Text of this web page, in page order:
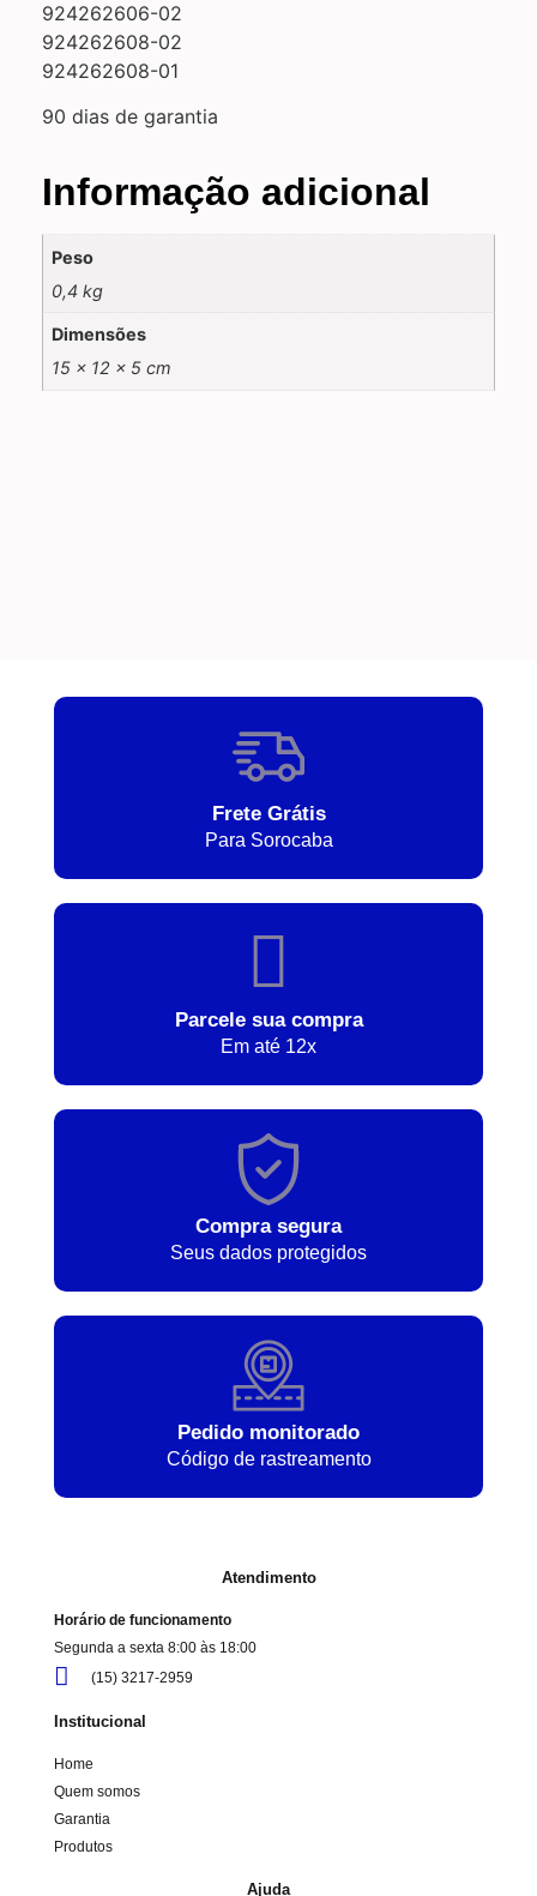
924262606-02
924262608-02
924262608-01
90 dias de garantia
Informação adicional
Peso
0,4 kg
Dimensões
15 × 12 × 5 cm
Frete Grátis
Para Sorocaba
Parcele sua compra
Em até 12x
Compra segura
Seus dados protegidos
Pedido monitorado
Código de rastreamento
Atendimento
Horário de funcionamento
Segunda a sexta 8:00 às 18:00
(15) 3217-2959
Institucional
Home
Quem somos
Garantia
Produtos
Ajuda